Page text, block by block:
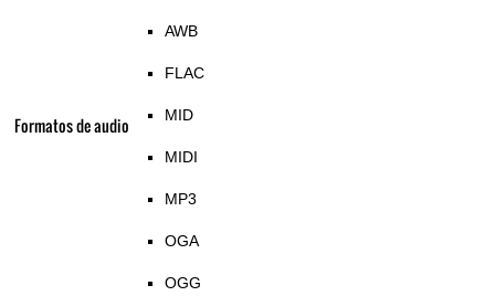
Formatos de audio
AWB
FLAC
MID
MIDI
MP3
OGA
OGG